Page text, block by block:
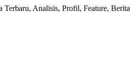
Analisis, Profil, Feature,